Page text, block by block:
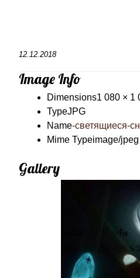
12.12.2018
Image Info
Dimensions1 080 × 1
TypeJPG
Name-светящиеся-
Mime Typeimage/jpeg
Gallery